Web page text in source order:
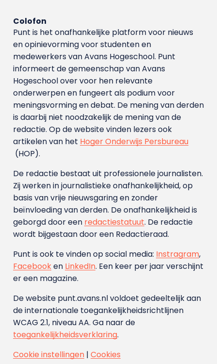
Colofon
Punt is het onafhankelijke platform voor nieuws
en opinievorming voor studenten en
medewerkers van Avans Hoge­school. Punt
informeert de gemeenschap van Avans
Hogeschool over voor hen relevante
onderwerpen en fungeert als podium voor
meningsvorming en debat. De mening van derden
is daarbij niet noodzakelijk de mening van de
redactie. Op de website vinden lezers ook
artikelen van het Hoger Onderwijs Persbureau
(HOP).
De redactie bestaat uit professionele journalisten.
Zij werken in journalistieke onafhankelijkheid, op
basis van vrije nieuwsgaring en zonder
beïnvloeding van derden. De onafhankelijkheid is
geborgd door een redactiestatuut. De redactie
wordt bijgestaan door een Redactieraad.
Punt is ook te vinden op social media: Instragram,
Facebooken LinkedIn. Een keer per jaar verschijnt
er een magazine.
De website punt.avans.nl voldoet gedeeltelijk aan
de internationale toegankelijkheidsrichtlijnen
WCAG 2.1, niveau AA. Ga naar de
toegankelijkheidsverklaring.
Cookie instellingen| Cookies